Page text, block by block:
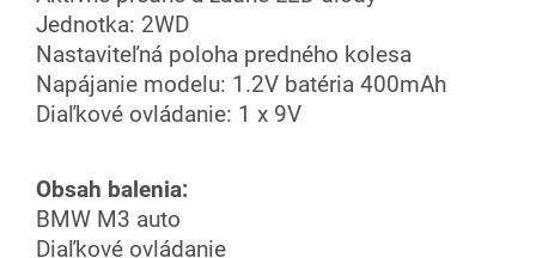
Jednotka: 2WD
Nastaviteľná poloha predného kolesa
Napájanie modelu: 1.2V batéria 400mAh
Diaľkové ovládanie: 1 x 9V
Obsah balenia:
BMW M3 auto
Diaľkové ovládanie